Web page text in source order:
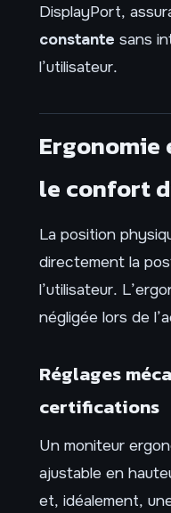
DisplayPort,
constante sans
l’utilisateur.
Ergonomie
le confort
La position
directement la
l’utilisateur.
négligée lors de
Réglages
certifications
Un moniteur
ajustable en
et, idéalement,